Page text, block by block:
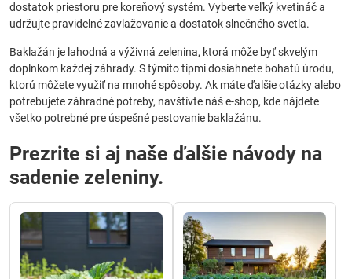
dostatok priestoru pre koreňový systém. Vyberte veľký kvetináč a
udržujte pravidelné zavlažovanie a dostatok slnečného svetla.
Baklažán je lahodná a výživná zelenina, ktorá môže byť skvelým
doplnkom každej záhrady. S týmito tipmi dosiahnete bohatú úrodu,
ktorú môžete využiť na mnohé spôsoby. Ak máte ďalšie otázky alebo
potrebujete záhradné potreby, navštívte náš e-shop, kde nájdete
všetko potrebné pre úspešné pestovanie baklažánu.
Prezrite si aj naše ďalšie návody na
sadenie zeleniny.